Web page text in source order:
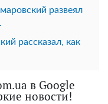
развеял
рассказал, как
в Google
новости!